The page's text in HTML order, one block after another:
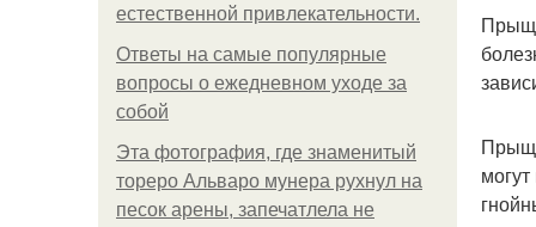
естественной привлекательности.
Ответы на самые популярные
вопросы о ежедневном уходе за
собой
Эта фотография, где знаменитый
тореро Альваро мунера рухнул на
песок арены, запечатлела не